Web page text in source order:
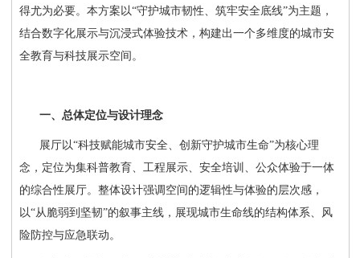
得尤为必要。本方案以“守护城市韧性、筑牢安全底线”为主题，
结合数字化展示与沉浸式体验技术，构建出一个多维度的城市安
全教育与科技展示空间。
一、总体定位与设计理念
展厅以“科技赋能城市安全、创新守护城市生命”为核心理
念，定位为集科普教育、工程展示、安全培训、公众体验于一体
的综合性展厅。整体设计强调空间的逻辑性与体验的层次感，
以“从脆弱到坚韧”的叙事主线，展现城市生命线的结构体系、风
险防控与应急联动。